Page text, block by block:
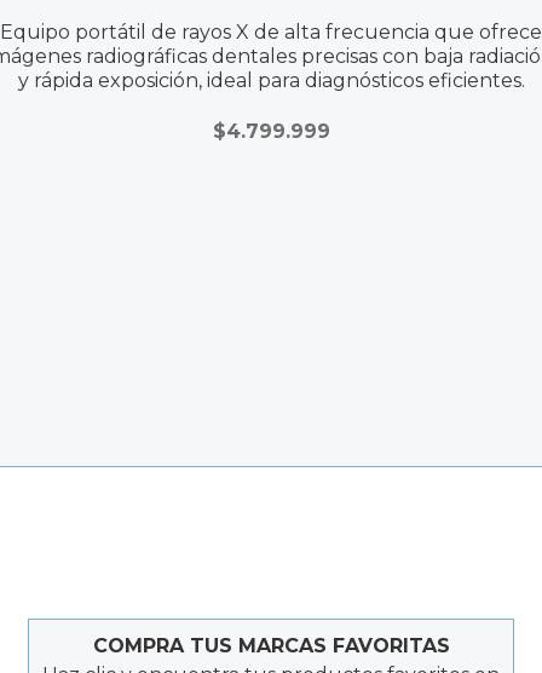
Equipo portátil de rayos X de alta frecuencia que ofrece
radiográficas dentales precisas con baja
y rápida exposición, ideal para diagnósticos eficientes.
$4.799.999
COMPRA TUS MARCAS FAVORITAS